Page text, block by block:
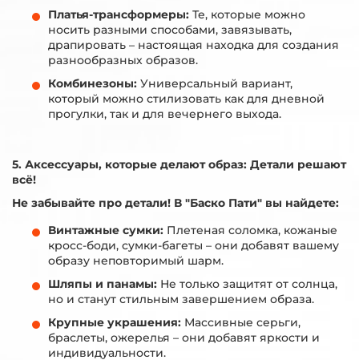
Платья-трансформеры: Те, которые можно
носить разными способами, завязывать,
драпировать – настоящая находка для создания
разнообразных образов.
Комбинезоны: Универсальный вариант,
который можно стилизовать как для дневной
прогулки, так и для вечернего выхода.
5. Аксессуары, которые делают образ: Детали решают
всё!
Не забывайте про детали! В "Баско Пати" вы найдете:
Винтажные сумки: Плетеная соломка, кожаные
кросс-боди, сумки-багеты – они добавят вашему
образу неповторимый шарм.
Шляпы и панамы: Не только защитят от солнца,
но и станут стильным завершением образа.
Крупные украшения: Массивные серьги,
браслеты, ожерелья – они добавят яркости и
индивидуальности.